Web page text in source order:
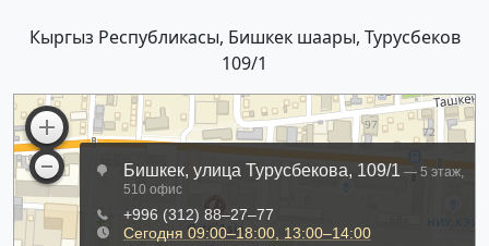
Кыргыз Республикасы, Бишкек шаары, Турусбеков
109/1